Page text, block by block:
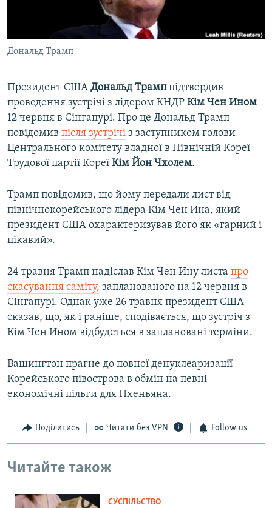
УКРАЇНСЬКА ПРОБЛЕМА КРИМУ
Qırımtatar
Усі сайти RFE/RL
Дональд Трамп
Президент США Дональд Трамппідтвердив
проведення зустрічі з лідером КНДР Кім Чен Ином
12 червня в Сінгапурі. Про це Дональд Трамп
повідомив після зустрічі з заступником голови
Центрального комітету владної в Північній Кореї
Трудової партії Кореї Кім Йон Чхолем.
Трамп повідомив, що йому передали лист від
північнокорейського лідера Кім Чен Ина, який
президент США охарактеризував його як «гарний і
цікавий».
24 травня Трамп надіслав Кім Чен Ину листа про
скасування саміту, запланованого на 12 червня в
Сінгапурі. Однак уже 26 травня президент США
сказав, що, як і раніше, сподівається, що зустріч з
Кім Чен Ином відбудеться в заплановані терміни.
Вашингтон прагне до повної денуклеаризації
Корейського півострова в обмін на певні
економічні пільги для Пхеньяна.
Поділитись Читати без VPN Follow us
Читайте також
СУСПІЛЬСТВО